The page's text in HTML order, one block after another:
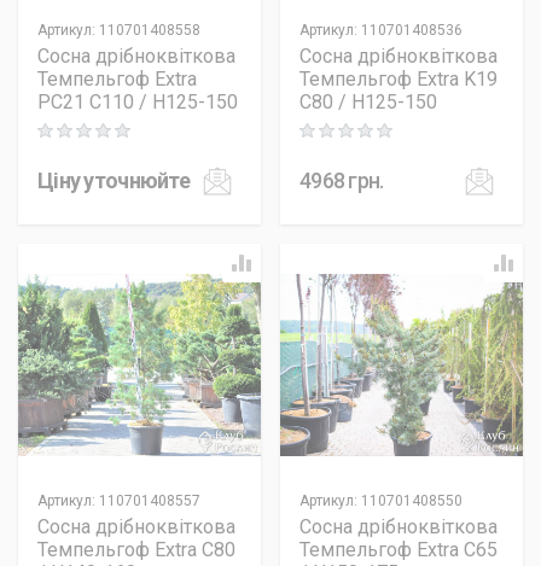
Артикул: 110701408558
Сосна дрібноквіткова
Темпельгоф Extra
PC21 C110 / H125-150
Rating: 0 out of 5
Ціну уточнюйте
Артикул: 110701408536
Сосна дрібноквіткова
Темпельгоф Extra K19
C80 / H125-150
Rating: 0 out of 5
4968грн.
Артикул: 110701408557
Сосна дрібноквіткова
Темпельгоф Extra C80
Артикул: 110701408550
Сосна дрібноквіткова
Темпельгоф Extra C65